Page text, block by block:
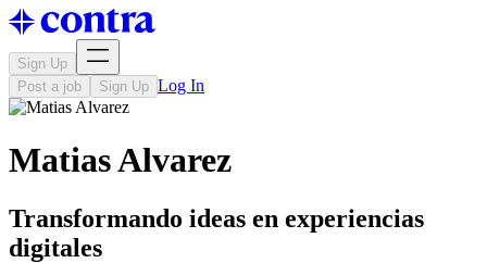
Sign Up
Post a job
Sign Up Log In
Matias Alvarez
Transformando ideas en experiencias
digitales